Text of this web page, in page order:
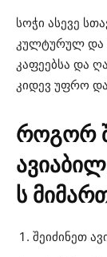
სოჭი ასევე
კულტურულ და
კაფეებსა და
კიდევ უფრო
როგორ
ს
შეიძინეთ